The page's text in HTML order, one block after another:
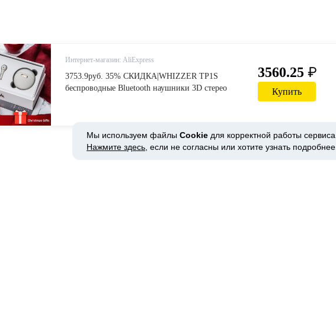
Интернет-магазин: AliExpress
3753.9руб. 35% СКИДКА|WHIZZER TP1S
беспроводные Bluetooth наушники 3D стерео
3560.25 ₽
Купить
Мы используем файлы Cookie для корректной работы сервиса.
Нажмите здесь , если не согласны или хотите узнать подробнее.